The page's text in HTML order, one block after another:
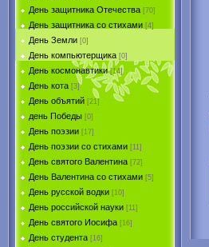
День защитника Отечества [70]
День защитника со стихами [4]
День Земли [0]
День компьютерщика [0]
День космонавтики [14]
День кота [3]
День объятий [21]
день Победы [0]
День поэзии [17]
День поэзии со стихами [11]
День святого Валентина [72]
День Валентина со стихами [5]
День русской водки [10]
День российской науки [11]
День святого Иосифа [16]
День студента [16]